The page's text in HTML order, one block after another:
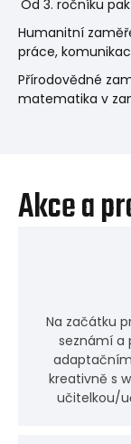
Od 3. ročníku
Humanitní
práce,
Přírodovědné
matematika v
Akce a
Na začátku
seznámí a
kreativně s
učitelkou/